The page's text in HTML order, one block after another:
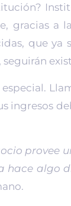
gracias a
que
especial.
ingresos
provee
algo